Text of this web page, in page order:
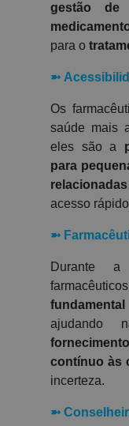
gestão de
para o
➼
Os
saúde mais
eles são a
para
acesso
➼
Durante
ajudando
contínuo às
incerteza.
➼